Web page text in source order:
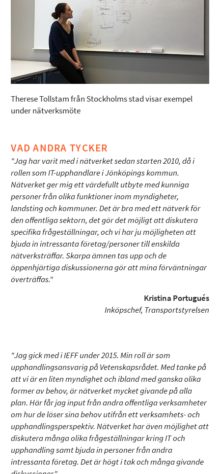
Therese Tollstam från Stockholms stad visar exempel
under nätverksmöte
VAD ANDRA TYCKER
"Jag har varit med i nätverket sedan starten 2010, då i
rollen som IT-upphandlare i Jönköpings kommun.
Nätverket ger mig ett värdefullt utbyte med kunniga
personer från olika funktioner inom myndigheter,
landsting och kommuner. Det är bra med ett nätverk för
den offentliga sektorn, det gör det möjligt att diskutera
specifika frågeställningar, och vi har ju möjligheten att
bjuda in intressanta företag/personer till enskilda
nätverksträffar. Skarpa ämnen tas upp och de
öppenhjärtiga diskussionerna gör att mina förväntningar
överträffas."
Kristina Portugués
Inköpschef, Transportstyrelsen
"Jag gick med i IEFF under 2015. Min roll är som
upphandlingsansvarig på Vetenskapsrådet. Med tanke på
att vi är en liten myndighet och ibland med ganska olika
former av behov, är nätverket mycket givande på alla
plan. Här får jag input från andra offentliga verksamheter
om hur de löser sina behov utifrån ett verksamhets- och
upphandlingsperspektiv. Nätverket har även möjlighet att
diskutera många olika frågeställningar kring IT och
upphandling samt bjuda in personer från andra
intressanta företag. Det är högt i tak och många givande